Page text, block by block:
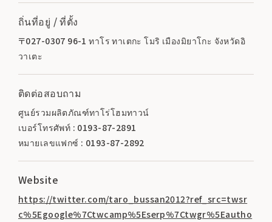
ถิ่นที่อยู่ / ที่ตั้ง
〒027-0307 96-1 ทาโร ทาเตกะ โมริ เมืองมิยาโกะ จังหวัดอิ
วาเตะ
ติดต่อสอบถาม
ศูนย์รวมผลิตภัณฑ์ทาโร่โฮมทาวน์
เบอร์โทรศัพท์ : 0193-87-2891
หมายเลขแฟกซ์ : 0193-87-2892
Website
https://twitter.com/taro_bussan2012?ref_src=twsr
c%5Egoogle%7Ctwcamp%5Eserp%7Ctwgr%5Eautho